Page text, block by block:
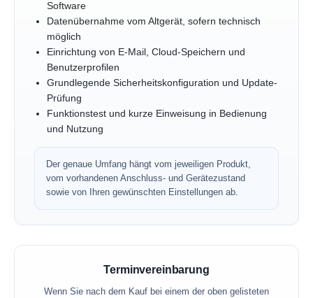
Software
Datenübernahme vom Altgerät, sofern technisch
möglich
Einrichtung von E-Mail, Cloud-Speichern und
Benutzerprofilen
Grundlegende Sicherheitskonfiguration und Update-
Prüfung
Funktionstest und kurze Einweisung in Bedienung
und Nutzung
Der genaue Umfang hängt vom jeweiligen Produkt,
vom vorhandenen Anschluss- und Gerätezustand
sowie von Ihren gewünschten Einstellungen ab.
Terminvereinbarung
Wenn Sie nach dem Kauf bei einem der oben gelisteten